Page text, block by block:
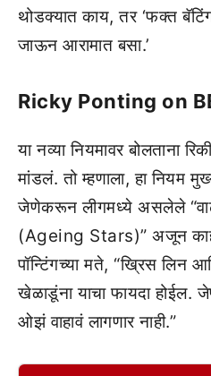
थोडक्यात काय, तर ‘फक्त
जाऊन आरामात बसा.’
Ricky Ponting on
या नव्या नियमावर बोलताना
मांडलं. तो म्हणाला, हा नियम
जेणेकरून लीगमध्ये असलेले
(Ageing Stars)” अजून
पॉन्टिंगच्या मते, “ख्रिस लिन
खेळाडूंना याचा फायदा होईल.
ओझं वाहावं लागणार नाही.”